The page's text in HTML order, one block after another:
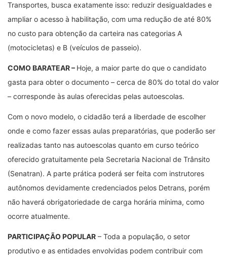
Transportes, busca exatamente isso: reduzir desigualdades e
ampliar o acesso à habilitação, com uma redução de até 80%
no custo para obtenção da carteira nas categorias A
(motocicletas) e B (veículos de passeio).
COMO BARATEAR – Hoje, a maior parte do que o candidato
gasta para obter o documento – cerca de 80% do total do valor
– corresponde às aulas oferecidas pelas autoescolas.
Com o novo modelo, o cidadão terá a liberdade de escolher
onde e como fazer essas aulas preparatórias, que poderão ser
realizadas tanto nas autoescolas quanto em curso teórico
oferecido gratuitamente pela Secretaria Nacional de Trânsito
(Senatran). A parte prática poderá ser feita com instrutores
autônomos devidamente credenciados pelos Detrans, porém
não haverá obrigatoriedade de carga horária mínima, como
ocorre atualmente.
PARTICIPAÇÃO POPULAR – Toda a população, o setor
produtivo e as entidades envolvidas podem contribuir com